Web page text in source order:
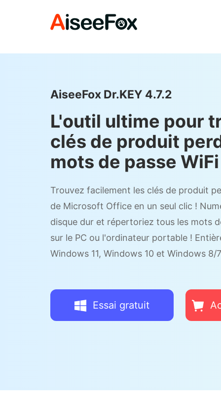
AiseeFox Dr.KEY 4.7.2
L'outil ultime pour
clés de produit
mots de passe WiFi
Trouvez facilement les clés de produit
de Microsoft Office en un seul clic !
disque dur et répertoriez tous les mots
sur le PC ou l'ordinateur portable !
Windows 11, Windows 10 et Windows 8/
Essai gratuit